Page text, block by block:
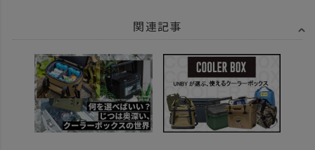
関連記事